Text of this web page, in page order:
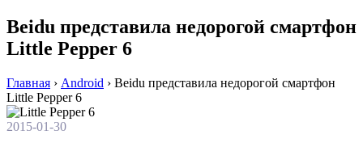
Beidu представила недорогой смартфон
Little Pepper 6
Главная › Android › Beidu представила недорогой смартфон
Little Pepper 6
2015-01-30